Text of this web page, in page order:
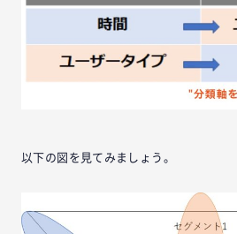
以下の図を見てみましょう。